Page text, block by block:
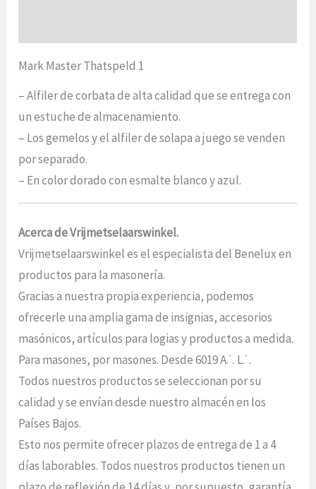
Mark Master Thatspeld 1
– Alfiler de corbata de alta calidad que se entrega con
un estuche de almacenamiento.
– Los gemelos y el alfiler de solapa a juego se venden
por separado.
– En color dorado con esmalte blanco y azul.
Acerca de Vrijmetselaarswinkel.
Vrijmetselaarswinkel es el especialista del Benelux en
productos para la masonería.
Gracias a nuestra propia experiencia, podemos
ofrecerle una amplia gama de insignias, accesorios
masónicos, artículos para logias y productos a medida.
Para masones, por masones. Desde 6019 A.˙. L.˙.
Todos nuestros productos se seleccionan por su
calidad y se envían desde nuestro almacén en los
Países Bajos.
Esto nos permite ofrecer plazos de entrega de 1 a 4
días laborables. Todos nuestros productos tienen un